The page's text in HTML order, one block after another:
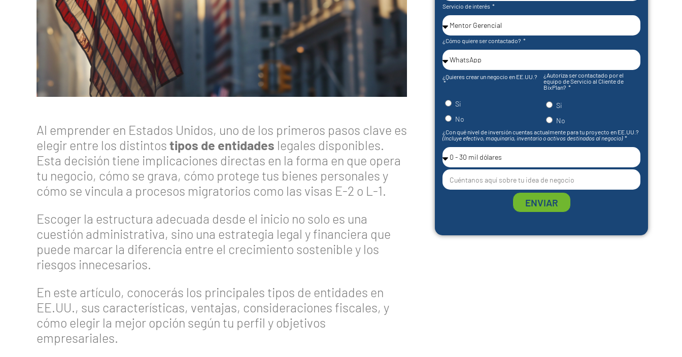
Al emprender en Estados Unidos, uno de los primeros pasos clave es
elegir entre los distintos tipos de entidades legales disponibles.
Esta decisión tiene implicaciones directas en la forma en que opera
tu negocio, cómo se grava, cómo protege tus bienes personales y
cómo se vincula a procesos migratorios como las visas E-2 o L-1.
Escoger la estructura adecuada desde el inicio no solo es una
cuestión administrativa, sino una estrategia legal y financiera que
puede marcar la diferencia entre el crecimiento sostenible y los
riesgos innecesarios.
En este artículo, conocerás los principales tipos de entidades en
EE.UU., sus características, ventajas, consideraciones fiscales, y
cómo elegir la mejor opción según tu perfil y objetivos
empresariales.
Servicio de interés
¿Cómo quiere ser contactado?
¿Quieres crear un negocio en EE.UU.?
Si
No
¿Autoriza ser contactado por el
equipo de Servicio al Cliente de
BixPlan?
Si
No
¿Con qué nivel de inversión cuentas actualmente para tu proyecto en EE.UU.?
(Incluye efectivo, maquinaria, inventario o activos destinados al negocio)
ENVIAR